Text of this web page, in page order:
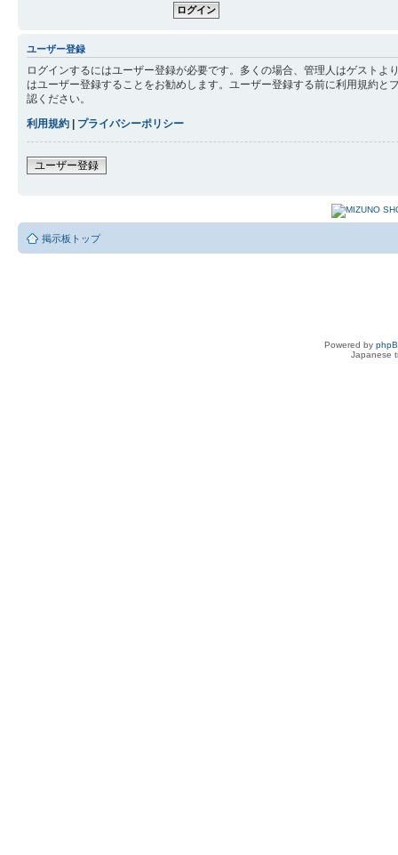
ユーザー登録
ログインするにはユーザー登録が必要です。多くの場合、管理人はゲスト
はユーザー登録することをお勧めします。ユーザー登録する前に利用規約
認ください。
利用規約 | プライバシーポリシー
ユーザー登録
掲示板トップ
Powered by
Japanese